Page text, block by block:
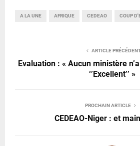
A LA UNE AFRIQUE CEDEAO COUP
ARTICLE
Evaluation : « Aucun ministère
‘’Excellent’’ »
PROCHAIN ARTICLE
CEDEAO-Niger : et